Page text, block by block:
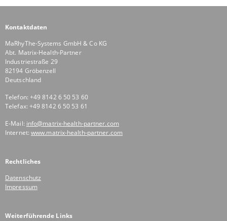
Kontaktdaten
MaRhyThe-Systems GmbH & Co KG
Abt. Matrix-Health-Partner
Industriestraße 29
82194 Gröbenzell
Deutschland
Telefon: +49 8142 6 50 53 60
Telefax: +49 8142 6 50 53 61
E-Mail: info@matrix-health-partner.com
Internet: www.matrix-health-partner.com
Rechtliches
Datenschutz
Impressum
Weiterführende Links